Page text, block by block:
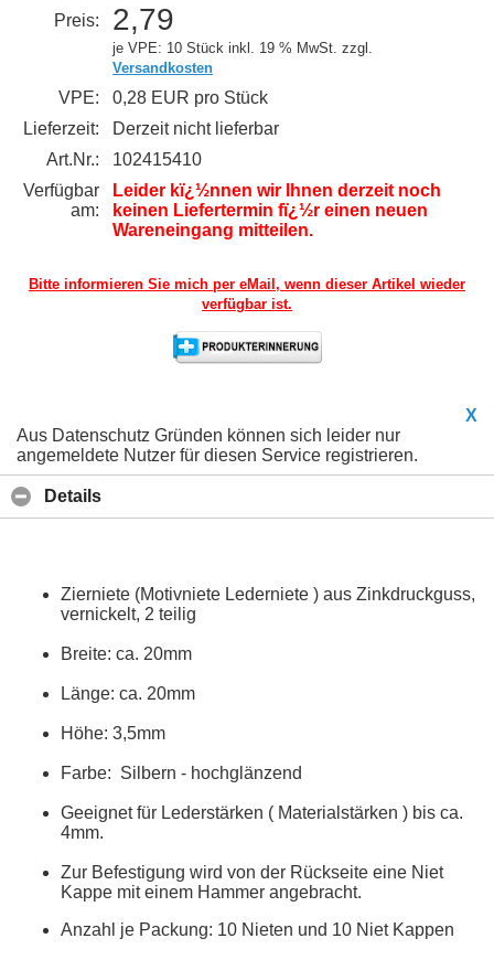
Preis: 2,79
je VPE: 10 Stück inkl. 19 % MwSt. zzgl.
Versandkosten
VPE:
0,28 EUR pro Stück
Lieferzeit:
Derzeit nicht lieferbar
Art.Nr.:
102415410
Verfügbar
am:
Leider kï¿½nnen wir Ihnen derzeit noch
keinen Liefertermin fï¿½r einen neuen
Wareneingang mitteilen.
Bitte informieren Sie mich per eMail, wenn dieser Artikel wieder
verfügbar ist.
X
Aus Datenschutz Gründen können sich leider nur
angemeldete Nutzer für diesen Service registrieren.
Details
Zierniete (Motivniete Lederniete ) aus Zinkdruckguss,
vernickelt, 2 teilig
Breite: ca. 20mm
Länge: ca. 20mm
Höhe: 3,5mm
Farbe: Silbern - hochglänzend
Geeignet für Lederstärken ( Materialstärken ) bis ca.
4mm.
Zur Befestigung wird von der Rückseite eine Niet
Kappe mit einem Hammer angebracht.
Anzahl je Packung: 10 Nieten und 10 Niet Kappen